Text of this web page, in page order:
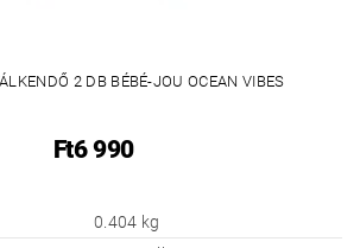
2 DB BÉBÉ-JOU OCEAN VIBES
Ft6 990
0.404 kg